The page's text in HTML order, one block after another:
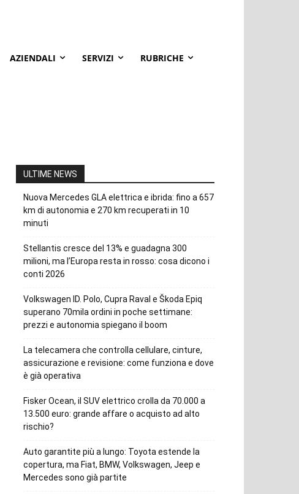
AZIENDALI SERVIZI RUBRICHE
ULTIME NEWS
Nuova Mercedes GLA elettrica e ibrida: fino a 657
km di autonomia e 270 km recuperati in 10
minuti
Stellantis cresce del 13% e guadagna 300
milioni, ma l’Europa resta in rosso: cosa dicono i
conti 2026
Volkswagen ID. Polo, Cupra Raval e Škoda Epiq
superano 70mila ordini in poche settimane:
prezzi e autonomia spiegano il boom
La telecamera che controlla cellulare, cinture,
assicurazione e revisione: come funziona e dove
è già operativa
Fisker Ocean, il SUV elettrico crolla da 70.000 a
13.500 euro: grande affare o acquisto ad alto
rischio?
Auto garantite più a lungo: Toyota estende la
copertura, ma Fiat, BMW, Volkswagen, Jeep e
Mercedes sono già partite